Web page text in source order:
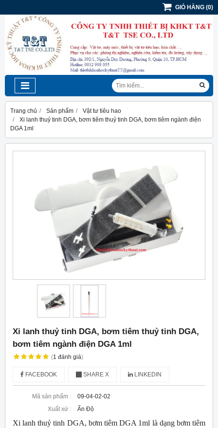
GIỎ HÀNG (0)
Trang chủ Sản phẩm
Vật tư tiêu hao
Xi lanh thuỷ tinh DGA, bơm tiêm thuỷ tinh DGA, bơm tiêm ngành điện
DGA 1ml
Xi lanh thuỷ tinh DGA, bơm tiêm thuỷ tinh DGA,
bơm tiêm ngành điện DGA 1ml
(1 đánh giá)
FACEBOOK SHARE X LINKEDIN
Mã sản phẩm :
09-04-02-02
Xuất xứ :
Ấn Độ
Xi lanh thuỷ tinh DGA, bơm tiêm DGA 1ml là dạng bơm tiêm